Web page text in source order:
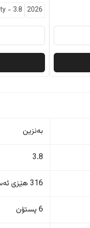
2026
- 3.8
بەنزین
3.8
316 هێزی ئەسپ
6 پستۆن